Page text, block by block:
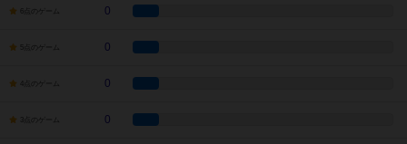
6点のゲーム 0
5点のゲーム 0
4点のゲーム 0
3点のゲーム 0